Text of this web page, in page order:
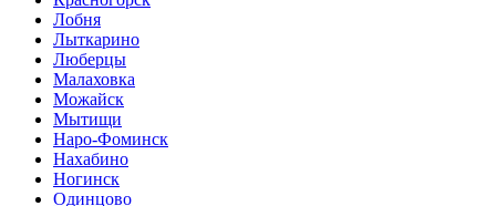
Лобня
Лыткарино
Люберцы
Малаховка
Можайск
Мытищи
Наро-Фоминск
Нахабино
Ногинск
Одинцово